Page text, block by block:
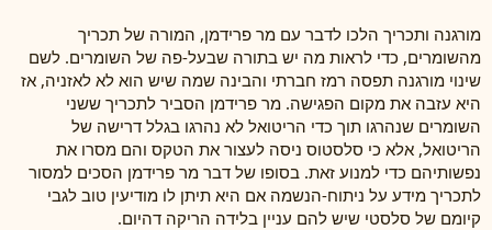
מורגנה ותכריך הלכו לדבר עם מר פרידמן, המורה של תכריך
מהשומרים, כדי לראות מה יש בתורה שבעל-פה של השומרים. לשם
שינוי מורגנה תפסה רמז חברתי והבינה שמה שיש הוא לא לאזניה, אז
היא עזבה את מקום הפגישה. מר פרידמן הסביר לתכריך ששני
השומרים שנהרגו תוך כדי הריטואל לא נהרגו בגלל דרישה של
הריטואל, אלא כי סלסטוס ניסה לעצור את הטקס והם מסרו את
נפשותיהם כדי למנוע זאת. בסופו של דבר מר פרידמן הסכים למסור
לתכריך מידע על ניתוח-הנשמה אם היא תיתן לו מודיעין טוב לגבי
קיומם של סלסטי שיש להם עניין בלידה הריקה דהיום.